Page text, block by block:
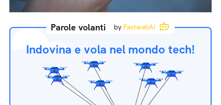
Parole volanti by FastwebAI
Indovina e vola nel mondo tech!